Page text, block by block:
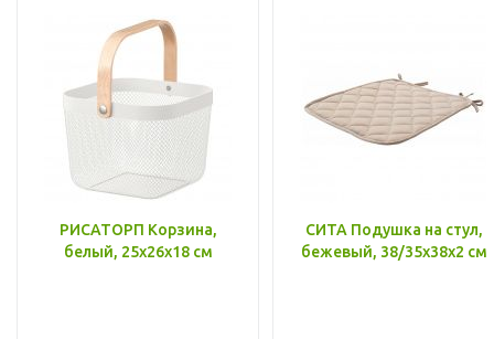
РИСАТОРП Корзина,
белый, 25x26x18 см
СИТА Подушка на стул,
бежевый, 38/35x38x2 см